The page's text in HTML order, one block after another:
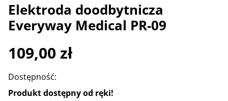
Elektroda doodbytnicza
Everyway Medical PR-09
109,00 zł
Dostępność:
Produkt dostępny od ręki!